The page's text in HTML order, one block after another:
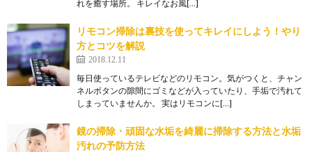
れを癒す場所。 キレイなお風[…]
リモコン掃除は裏技を使ってキレイにしよう！やり
方とコツを解説
2018.12.11
毎日使っているテレビなどのリモコン。気がつくと、チャン
ネルボタンの隙間にゴミなどが入っていたり、手垢で汚れて
しまっていませんか。 実はリモコンに[…]
鏡の掃除・頑固な水垢を綺麗に掃除する方法と水垢
汚れの予防方法